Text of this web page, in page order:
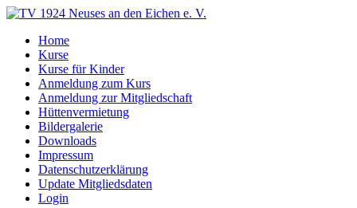
Home
Kurse
Kurse für Kinder
Anmeldung zum Kurs
Anmeldung zur Mitgliedschaft
Hüttenvermietung
Bildergalerie
Downloads
Impressum
Datenschutzerklärung
Update Mitgliedsdaten
Login